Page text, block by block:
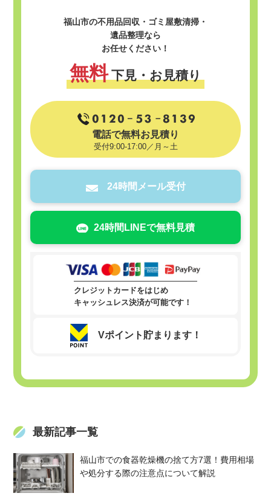
福山市の不用品回収・ゴミ屋敷清掃・
遺品整理なら
お任せください！
無料 下見・お見積り
電話で無料お見積り
受付9:00-17:00／月～土
24時間メール受付
24時間LINEで無料見積
クレジットカードをはじめ
キャッシュレス決済が可能です！
Vポイント貯まります！
最新記事一覧
福山市での食器乾燥機の捨て方7選！費用相場
や処分する際の注意点について解説